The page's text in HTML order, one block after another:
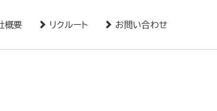
概要 リクルート お問い合わせ